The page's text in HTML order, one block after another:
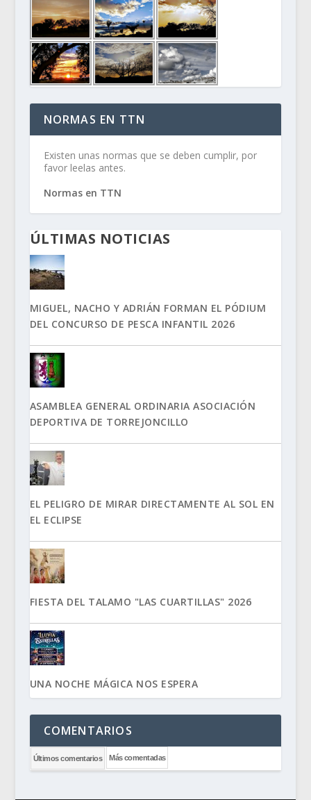
NORMAS EN TTN
Existen unas normas que se deben cumplir, por
favor leelas antes.
Normas en TTN
ÚLTIMAS NOTICIAS
MIGUEL, NACHO Y ADRIÁN FORMAN EL PÓDIUM
DEL CONCURSO DE PESCA INFANTIL 2026
ASAMBLEA GENERAL ORDINARIA ASOCIACIÓN
DEPORTIVA DE TORREJONCILLO
EL PELIGRO DE MIRAR DIRECTAMENTE AL SOL EN
EL ECLIPSE
FIESTA DEL TALAMO "LAS CUARTILLAS" 2026
UNA NOCHE MÁGICA NOS ESPERA
COMENTARIOS
Últimos comentarios Más comentadas